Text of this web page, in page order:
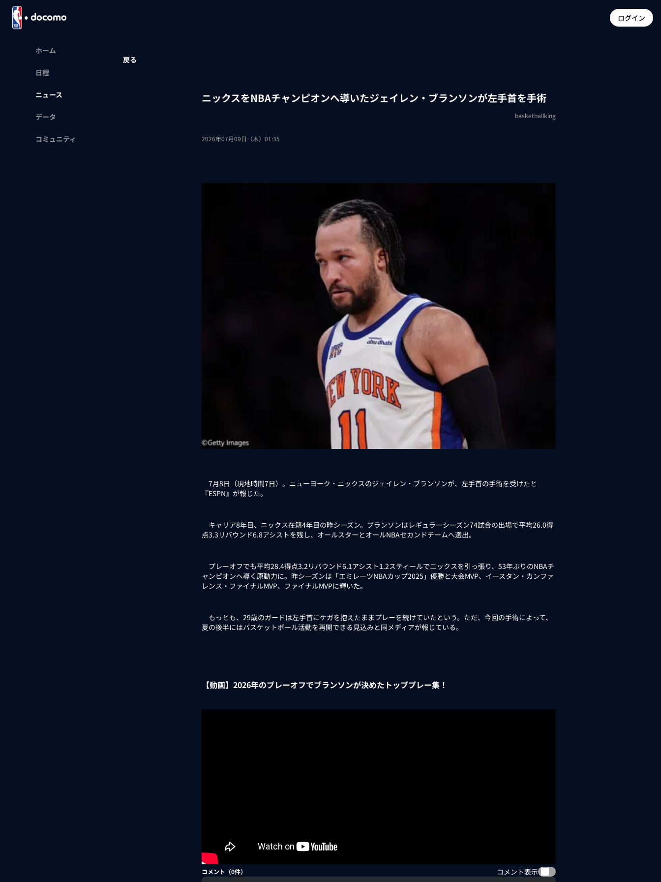
ログイン
ホーム
日程
ニュース
データ
コミュニティ
戻る
ニックスをNBAチャンピオンへ導いたジェイレン・ブランソンが左手首を手術
basketballking
2026年07月09日（木）01:35
7月8日（現地時間7日）。ニューヨーク・ニックスのジェイレン・ブランソンが、左手首の手術を受けたと
『ESPN』が報じた。
キャリア8年目、ニックス在籍4年目の昨シーズン。ブランソンはレギュラーシーズン74試合の出場で平均26.0得
点3.3リバウンド6.8アシストを残し、オールスターとオールNBAセカンドチームへ選出。
プレーオフでも平均28.4得点3.2リバウンド6.1アシスト1.2スティールでニックスを引っ張り、53年ぶりのNBAチ
ャンピオンへ導く原動力に。昨シーズンは「エミレーツNBAカップ2025」優勝と大会MVP、イースタン・カンファ
レンス・ファイナルMVP、ファイナルMVPに輝いた。
もっとも、29歳のガードは左手首にケガを抱えたままプレーを続けていたという。ただ、今回の手術によって、
夏の後半にはバスケットボール活動を再開できる見込みと同メディアが報じている。
【動画】2026年のプレーオフでブランソンが決めたトッププレー集！
コメント（0件） コメント表示